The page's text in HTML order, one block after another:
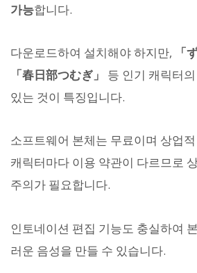
가능합니다.
다운로드하여 설치해야 하지만,
「
「春日部つむぎ」
등 인기 캐릭터
있는 것이 특징입니다.
소프트웨어 본체는 무료이며 상업
캐릭터마다 이용 약관이 다르므로
주의가 필요합니다.
인토네이션 편집 기능도 충실하여
러운 음성을 만들 수 있습니다.